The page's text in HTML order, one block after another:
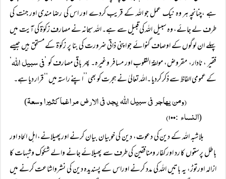
ہے ،چنانچہ ہر وہ نیک عمل جو اللہ کے قریب کردے اور اس کی رضا مندی اور جنت کی
طرف لے جائے، وہ سبیل اللہ کی قبیل سے ہے۔ اللہ سبحانہ نے مصارف زکوٰۃ کی آیت میں
پہلے ان لوگوں کے اوصاف گنوائے جو اپنی ذاتی ضرورت کی بنا پر زکوٰۃ کے مستحق ہیں جیسے
فقیر ، نادار، مقروض، مولفۃ القلوب اور مسافر وغیرہ۔ پھر باقی مصارف کو ’ فی سبیل اللہ‘
کے عمومی الفاظ سے ذکر کردیا ۔اللہ تعالیٰ نے ہجرت کو بھی ’’اپنے راستہ میں ‘‘قرار دیا ہے۔
(ومن یھاجر فی سبیل اللہ یجد فی الارض مراغما کثیرا وسعۃ)
(النساء :۱۰۰)
بلاشبہ اللہ کے دین کی دعوت، دین کی خوبیان بیان کرنے اورپھیلانے، اہل الحاد اور
باطل پرستوں کا رد اور کفار ومنافقین کی طرف سے پھیلائے جانے والے شکوک وشبہات کا
ازالہ اورتوڑ، یہ باتیں اللہ کی مدد کرنے اوراس کے پسندیدہ دین کی نشرواشاعت کرنے میں